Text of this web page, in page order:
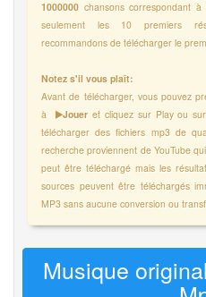
1000000 chansons correspondant
seulement les 10 premiers
recommandons de télécharger le
Notez s'il vous plaît:
Avant de télécharger, vous pouvez
à
Jouer et cliquez sur Play ou
télécharger des fichiers mp3 de
recherche proviennent de YouTube
peut être téléchargé mais les
sources peuvent être téléchargés
MP3 sans aucune conversion ou
Musique